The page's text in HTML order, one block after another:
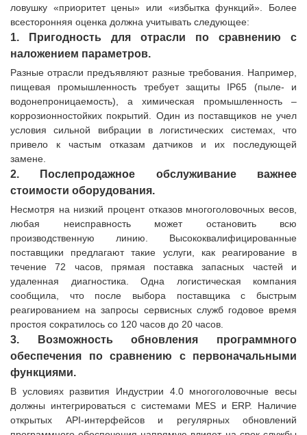
ловушку «приоритет цены» или «избытка функций». Более
всесторонняя оценка должна учитывать следующее:
1. Пригодность для отрасли по сравнению с
наложением параметров.
Разные отрасли предъявляют разные требования. Например,
пищевая промышленность требует защиты IP65 (пыле- и
водонепроницаемость), а химическая промышленность –
коррозионностойких покрытий. Один из поставщиков не учел
условия сильной вибрации в логистических системах, что
привело к частым отказам датчиков и их последующей
замене.
2. Послепродажное обслуживание важнее
стоимости оборудования.
Несмотря на низкий процент отказов многоголовочных весов,
любая неисправность может остановить всю
производственную линию. Высококвалифицированные
поставщики предлагают такие услуги, как реагирование в
течение 72 часов, прямая поставка запасных частей и
удаленная диагностика. Одна логистическая компания
сообщила, что после выбора поставщика с быстрым
реагированием на запросы сервисных служб годовое время
простоя сократилось со 120 часов до 20 часов.
3. Возможность обновления программного
обеспечения по сравнению с первоначальными
функциями.
В условиях развития Индустрии 4.0 многоголовочные весы
должны интегрироваться с системами MES и ERP. Наличие
открытых API-интерфейсов и регулярных обновлений